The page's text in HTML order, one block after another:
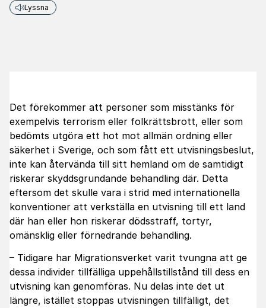
Lyssna
Det förekommer att personer som misstänks för
exempelvis terrorism eller folkrättsbrott, eller som
bedömts utgöra ett hot mot allmän ordning eller
säkerhet i Sverige, och som fått ett utvisningsbeslut,
inte kan återvända till sitt hemland om de samtidigt
riskerar skyddsgrundande behandling där. Detta
eftersom det skulle vara i strid med internationella
konventioner att verkställa en utvisning till ett land
där han eller hon riskerar dödsstraff, tortyr,
omänsklig eller förnedrande behandling.
– Tidigare har Migrationsverket varit tvungna att ge
dessa individer tillfälliga uppehållstillstånd till dess en
utvisning kan genomföras. Nu delas inte det ut
längre, istället stoppas utvisningen tillfälligt, det